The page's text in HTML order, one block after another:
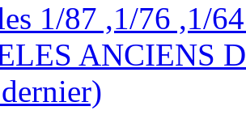
1/87 ,1/76 ,1/
ANCIENS